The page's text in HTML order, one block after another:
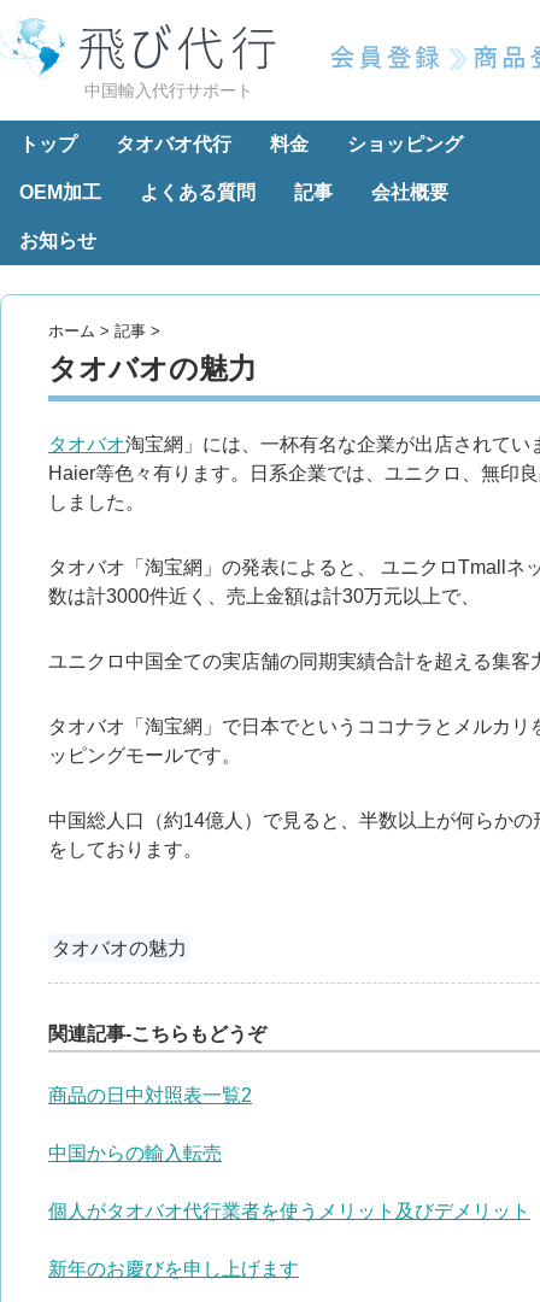
中国輸入代行サポート
トップ タオバオ代行 料金 ショッピング
OEM加工 よくある質問 記事 会社概要
お知らせ
ホーム > 記事 >
タオバオの魅力
タオバオ淘宝網」には、一杯有名な企業が出店されて
Haier等色々有ります。日系企業では、ユニクロ、無印
しました。
タオバオ「淘宝網」の発表によると、 ユニクロTmallネ
数は計3000件近く、売上金額は計30万元以上で、
ユニクロ中国全ての実店舗の同期実績合計を超える集客
タオバオ「淘宝網」で日本でというココナラとメルカ
ッピングモールです。
中国総人口（約14億人）で見ると、半数以上が何らか
をしております。
タオバオの魅力
関連記事-こちらもどうぞ
商品の日中対照表一覧2
中国からの輸入転売
個人がタオバオ代行業者を使うメリット及びデメリット
新年のお慶びを申し上げます